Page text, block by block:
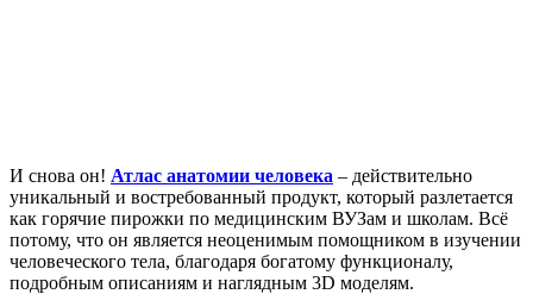
И снова он! Атлас анатомии человека – действительно
уникальный и востребованный продукт, который разлетается
как горячие пирожки по медицинским ВУЗам и школам. Всё
потому, что он является неоценимым помощником в изучении
человеческого тела, благодаря богатому функционалу,
подробным описаниям и наглядным 3D моделям.